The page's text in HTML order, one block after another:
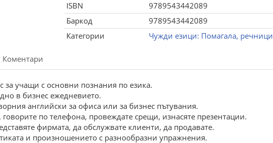
ISBN
9789543442089
Баркод
9789543442089
Категории
Чужди езици: Помагала, речници
Коментари
за учащи с основни познания по езика.
в бизнес ежедневието.
английски за офиса или за бизнес пътувания.
по телефона, провеждате срещи, изнасяте презентации.
фирмата, да обслужвате клиенти, да продавате.
и произношението с разнообразни упражнения.